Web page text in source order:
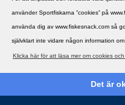
använder Sportfiskarna ”cookies” på
använda dig av www.fiskesnack.com så
självklart inte vidare någon information om
Klicka här för att läsa mer om cookies
Det är